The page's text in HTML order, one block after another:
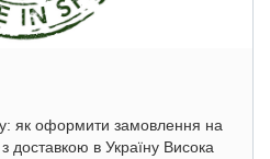
як оформити замовлення на
доставкою в Україну Висока